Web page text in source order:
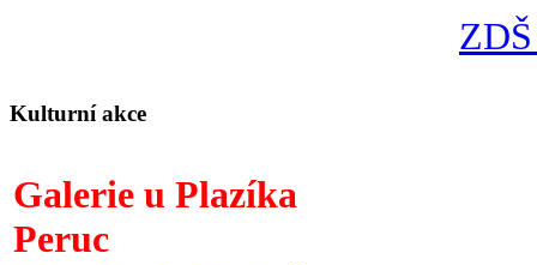
Kulturní akce
Galerie u Plazíka
Peruc